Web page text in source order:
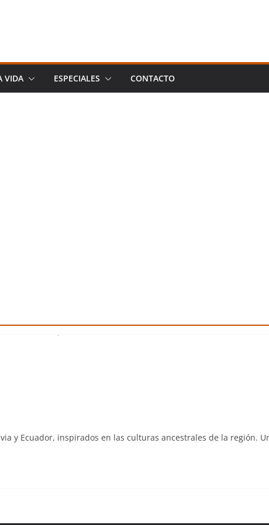
VIDA ESPECIALES CONTACTO
y Ecuador, inspirados en las culturas ancestrales de la región.